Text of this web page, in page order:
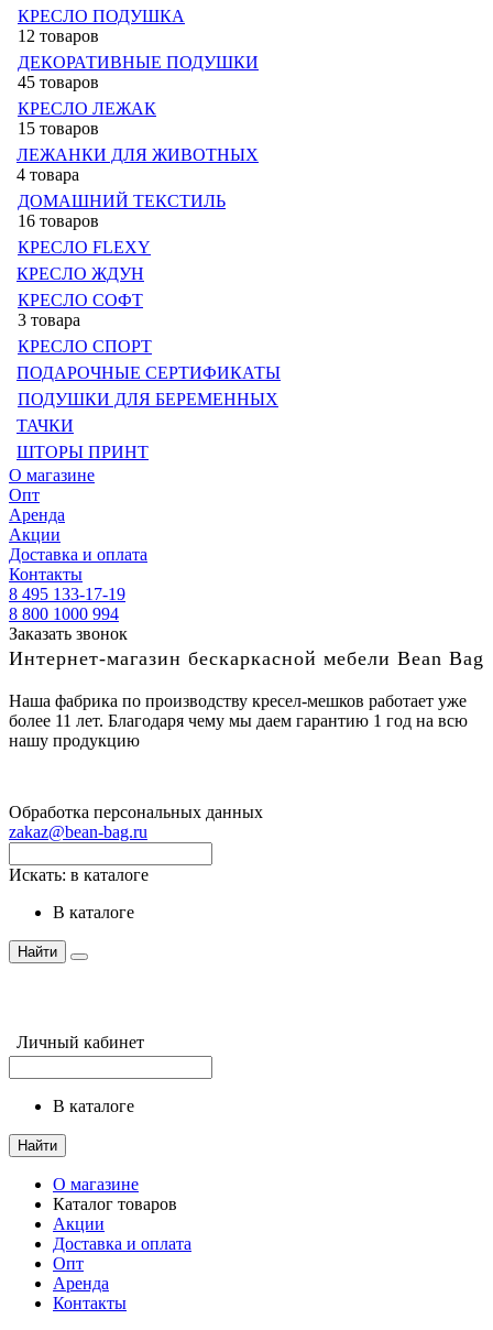
КРЕСЛО ПОДУШКА
12 товаров
ДЕКОРАТИВНЫЕ ПОДУШКИ
45 товаров
КРЕСЛО ЛЕЖАК
15 товаров
ЛЕЖАНКИ ДЛЯ ЖИВОТНЫХ
4 товара
ДОМАШНИЙ ТЕКСТИЛЬ
16 товаров
КРЕСЛО FLEXY
КРЕСЛО ЖДУН
КРЕСЛО СОФТ
3 товара
КРЕСЛО СПОРТ
ПОДАРОЧНЫЕ СЕРТИФИКАТЫ
ПОДУШКИ ДЛЯ БЕРЕМЕННЫХ
ТАЧКИ
ШТОРЫ ПРИНТ
О магазине
Опт
Аренда
Акции
Доставка и оплата
Контакты
8 495 133-17-19
8 800 1000 994
Заказать звонок
Интернет-магазин бескаркасной мебели Bean Bag
Наша фабрика по производству кресел-мешков работает уже
более 11 лет. Благодаря чему мы даем гарантию 1 год на всю
нашу продукцию
Обработка персональных данных
zakaz@bean-bag.ru
Искать: в каталоге
в каталоге
Найти
Личный кабинет
в каталоге
Найти
О магазине
Каталог товаров
Акции
Доставка и оплата
Опт
Аренда
Контакты